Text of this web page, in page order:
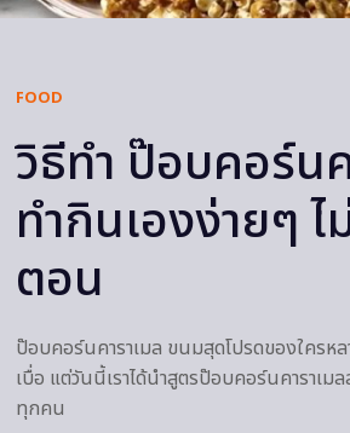
FOOD
วิธีทำ ป๊อบคอร์น
ทำกินเองง่ายๆ
ตอน
ป๊อบคอร์นคาราเมล ขนมสุดโปรดของใครห
เบื่อ แต่วันนี้เราได้นำสูตรป๊อบคอร์นคาราเม
ทุกคน